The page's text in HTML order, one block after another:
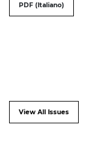
PDF (Italiano)
View All Issues